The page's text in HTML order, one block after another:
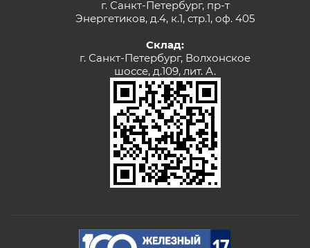
г. Санкт-Петербург, пр-т
Энергетиков, д.4, к.1, стр.1, оф. 405
Склад:
г. Санкт-Петербург, Волхонское
шоссе, д.109, лит. А.